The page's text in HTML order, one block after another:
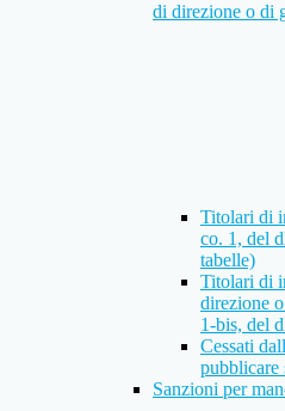
di direzione o di
Titolari di
co. 1, del
tabelle)
Titolari di
direzione
1-bis, del
Cessati
pubblicare
Sanzioni per